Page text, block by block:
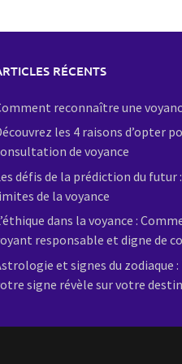
RÉCENTS
reconnaître une
les 4 raisons d’opter
de voyance
défis de la prédiction du futur
de la voyance
dans la voyance :
responsable et digne de
et signes du zodiaque :
signe révèle sur votre destin